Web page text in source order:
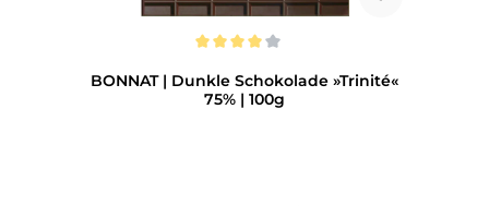
BONNAT | Dunkle Schokolade »Trinité«
75% | 100g